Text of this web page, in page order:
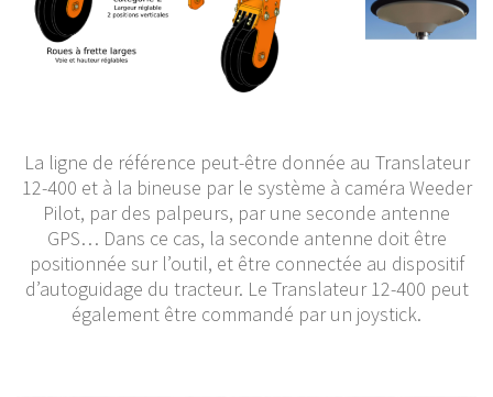
La ligne de référence peut-être donnée au Translateur
12-400 et à la bineuse par le système à caméra Weeder
Pilot, par des palpeurs, par une seconde antenne
GPS… Dans ce cas, la seconde antenne doit être
positionnée sur l’outil, et être connectée au dispositif
d’autoguidage du tracteur. Le Translateur 12-400 peut
également être commandé par un joystick.